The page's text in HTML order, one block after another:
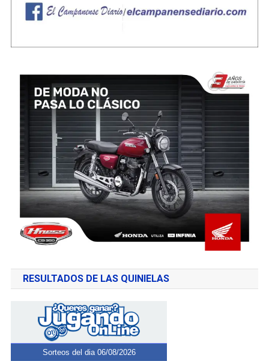
RESULTADOS DE LAS QUINIELAS